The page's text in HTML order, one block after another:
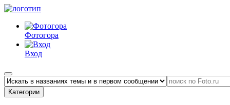
Фотогора
Вход
Категории